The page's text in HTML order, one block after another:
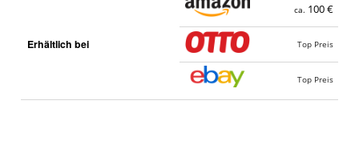
Erhältlich bei
ca. 100 €
Top Preis
Top Preis